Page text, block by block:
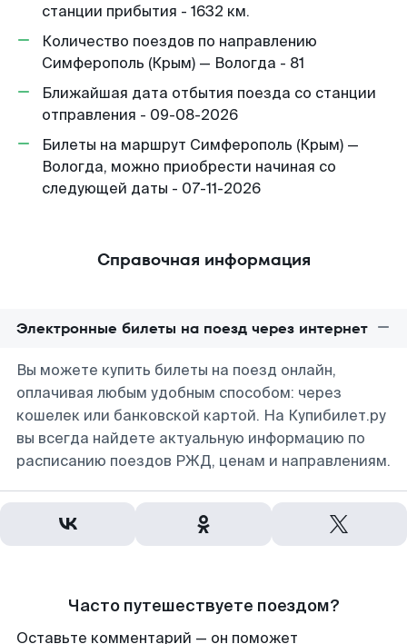
станции прибытия - 1632 км.
Количество поездов по направлению
Симферополь (Крым) — Вологда - 81
Ближайшая дата отбытия поезда со станции
отправления - 09-08-2026
Билеты на маршрут Симферополь (Крым) —
Вологда, можно приобрести начиная со
следующей даты - 07-11-2026
Справочная информация
Электронные билеты на поезд через интернет
Вы можете купить билеты на поезд онлайн,
оплачивая любым удобным способом: через
кошелек или банковской картой. На Купибилет.ру
вы всегда найдете актуальную информацию по
расписанию поездов РЖД, ценам и направлениям.
Часто путешествуете поездом?
Оставьте комментарий — он поможет